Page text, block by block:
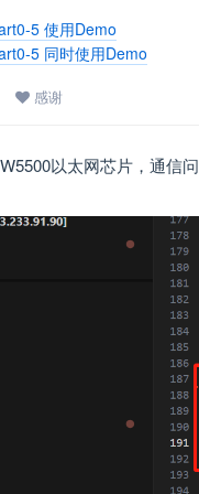
5 使用Demo
5 同时使用Demo
感谢
以太网芯片，通信